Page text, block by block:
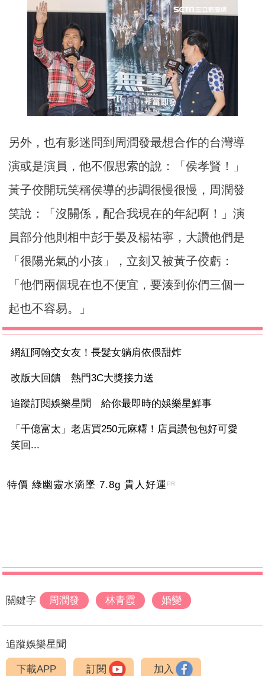
另外，也有影迷問到周潤發最想合作的台灣導
演或是演員，他不假思索的說：「侯孝賢！」
黃子佼開玩笑稱侯導的步調很慢很慢，周潤發
笑說：「沒關係，配合我現在的年紀啊！」演
員部分他則相中彭于晏及楊祐寧，大讚他們是
「很陽光氣的小孩」，立刻又被黃子佼虧：
「他們兩個現在也不便宜，要湊到你們三個一
起也不容易。」
網紅阿翰交女友！長髮女躺肩依偎甜炸
改版大回饋 熱門3C大獎接力送
追蹤訂閱娛樂星聞 給你最即時的娛樂星鮮事
「千億富太」老店買250元麻糬！店員讚包包好可愛
笑回...
特價 綠幽靈水滴墜 7.8g 貴人好運 PR
關鍵字 周潤發 林青霞 婚變
追蹤娛樂星聞
下載APP 訂閱 加入